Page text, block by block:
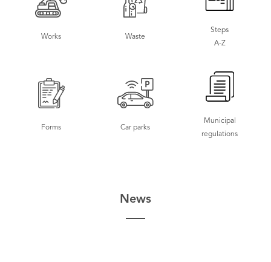
Works Waste
Steps
A-Z
Forms Car parks
Municipal
regulations
News